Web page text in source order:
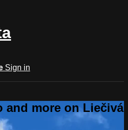
Sign in
and more on Liečivá